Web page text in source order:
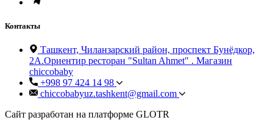
Контакты
Ташкент, Чиланзарский район, проспект Бунёдкор,
2А.Ориентир ресторан "Sultan Ahmet" . Магазин
chiccobaby
+998 97 424 14 98
chiccobabyuz.tashkent@gmail.com
Сайт разработан на платформе GLOTR